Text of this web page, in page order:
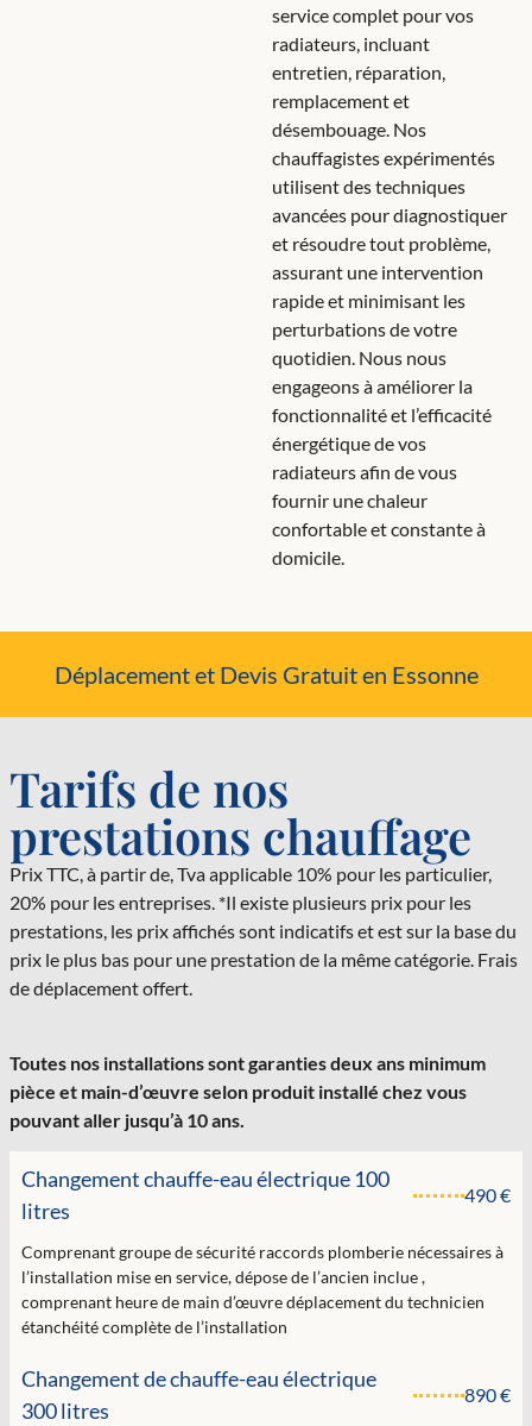
service complet pour vos
radiateurs, incluant
entretien, réparation,
remplacement et
désembouage. Nos
chauffagistes expérimentés
utilisent des techniques
avancées pour diagnostiquer
et résoudre tout problème,
assurant une intervention
rapide et minimisant les
perturbations de votre
quotidien. Nous nous
engageons à améliorer la
fonctionnalité et l’efficacité
énergétique de vos
radiateurs afin de vous
fournir une chaleur
confortable et constante à
domicile.
Déplacement et Devis Gratuit en Essonne
Tarifs de nos
prestations chauffage
Prix TTC, à partir de, Tva applicable 10% pour les particulier,
20% pour les entreprises. *Il existe plusieurs prix pour les
prestations, les prix affichés sont indicatifs et est sur la base du
prix le plus bas pour une prestation de la même catégorie. Frais
de déplacement offert.
Toutes nos installations sont garanties deux ans minimum
pièce et main-d’œuvre selon produit installé chez vous
pouvant aller jusqu’à 10 ans.
Changement chauffe-eau électrique 100
litres
490 €
Comprenant groupe de sécurité raccords plomberie nécessaires à
l’installation mise en service, dépose de l’ancien inclue ,
comprenant heure de main d’œuvre déplacement du technicien
étanchéité complète de l’installation
Changement de chauffe-eau électrique
300 litres
890 €